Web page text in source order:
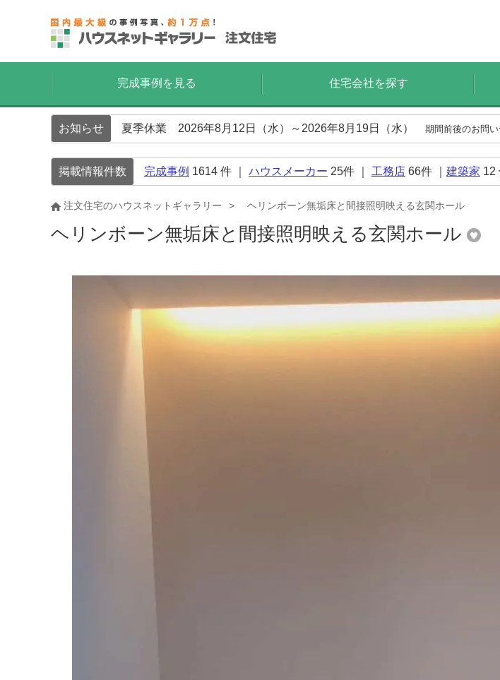
完成事例を見る 住宅会社を探す
お知らせ 夏季休業 2026年8月12日（水）～2026年8月19日（水） 期間前後のお問
掲載情報件数 完成事例 1614 件 ｜ ハウスメーカー 25件 ｜ 工務店 66件 ｜ 建築家 12
注文住宅のハウスネットギャラリー ヘリンボーン無垢床と間接照明映える玄関ホール
ヘリンボーン無垢床と間接照明映える玄関ホール